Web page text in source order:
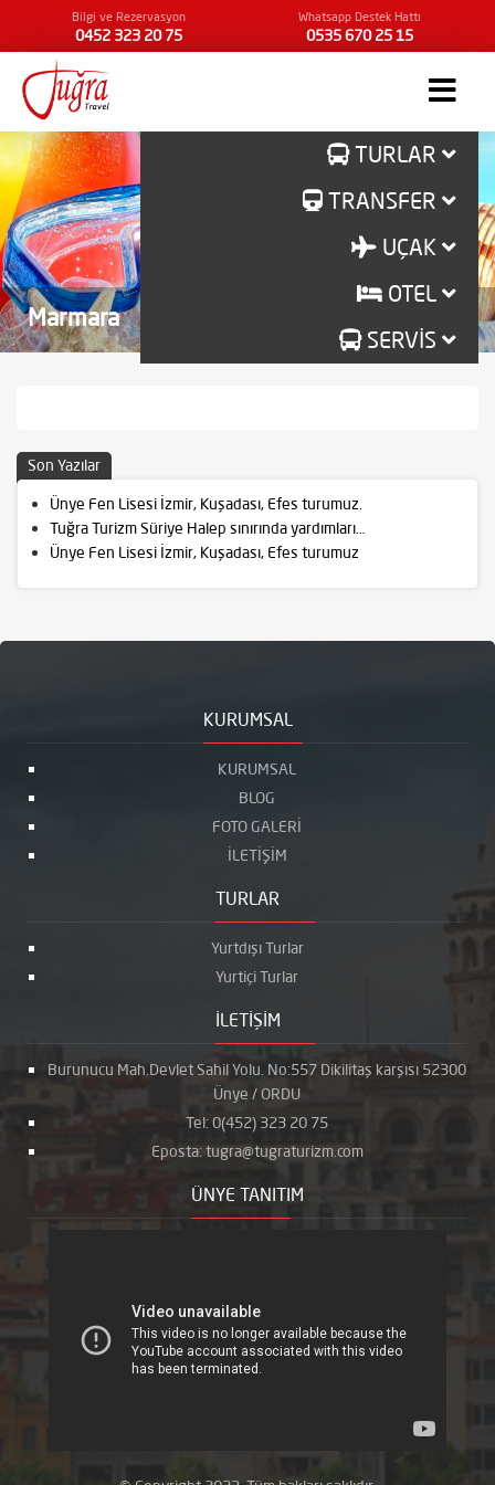
Bilgi ve Rezervasyon
0452 323 20 75
Whatsapp Destek Hattı
0535 670 25 15
TURLAR
TRANSFER
UÇAK
OTEL
SERVİS
Marmara
Son Yazılar
Ünye Fen Lisesi İzmir, Kuşadası, Efes turumuz.
Tuğra Turizm Süriye Halep sınırında yardımları…
Ünye Fen Lisesi İzmir, Kuşadası, Efes turumuz
KURUMSAL
KURUMSAL
BLOG
FOTO GALERİ
İLETİŞİM
TURLAR
Yurtdışı Turlar
Yurtiçi Turlar
İLETİŞİM
Burunucu Mah.Devlet Sahil Yolu. No:557 Dikilitaş karşısı 52300
Ünye / ORDU
Tel: 0(452) 323 20 75
Eposta: tugra@tugraturizm.com
ÜNYE TANITIM